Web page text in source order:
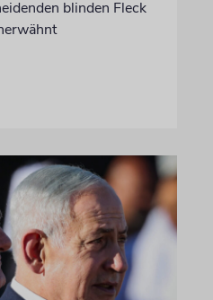
blinden Fleck